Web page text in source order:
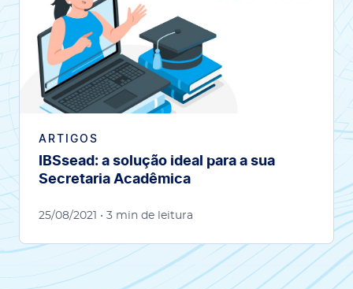
ARTIGOS
IBSsead: a solução ideal para a sua
Secretaria Acadêmica
25/08/2021 • 3 min de leitura